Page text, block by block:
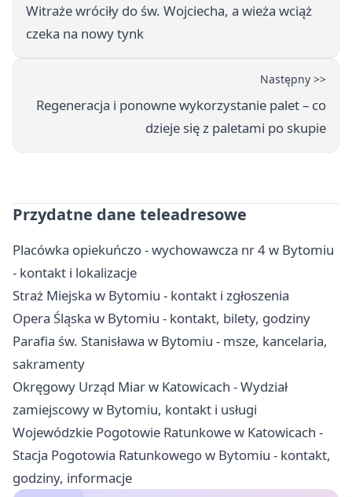
Witraże wróciły do św. Wojciecha, a wieża wciąż
czeka na nowy tynk
Następny >>
Regeneracja i ponowne wykorzystanie palet – co
dzieje się z paletami po skupie
Przydatne dane teleadresowe
Placówka opiekuńczo - wychowawcza nr 4 w Bytomiu
- kontakt i lokalizacje
Straż Miejska w Bytomiu - kontakt i zgłoszenia
Opera Śląska w Bytomiu - kontakt, bilety, godziny
Parafia św. Stanisława w Bytomiu - msze, kancelaria,
sakramenty
Okręgowy Urząd Miar w Katowicach - Wydział
zamiejscowy w Bytomiu, kontakt i usługi
Wojewódzkie Pogotowie Ratunkowe w Katowicach -
Stacja Pogotowia Ratunkowego w Bytomiu - kontakt,
godziny, informacje